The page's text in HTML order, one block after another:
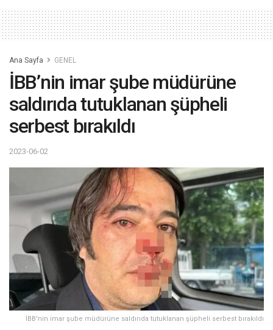
Ana Sayfa GENEL
İBB’nin imar şube müdürüne
saldırıda tutuklanan şüpheli
serbest bırakıldı
2023-06-02
İBB'nin imar şube müdürüne saldırıda tutuklanan şüpheli serbest bırakıldı